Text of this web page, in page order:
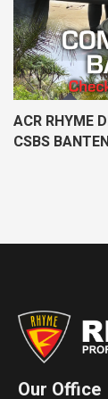
ACR RHYME
CSBS
Our Office